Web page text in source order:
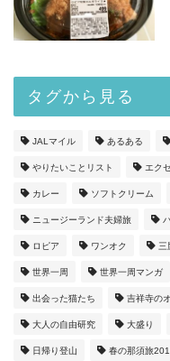
タグから見る
JALマイル あるある
やりたいことリスト エク
カレー ソフトクリーム
ニュージーランド夫婦旅
ロピア ワンオク 三
世界一周 世界一周マンガ
出会った猫たち 吉祥寺の
大人の自由研究 大盛り
日帰り登山 春の那須旅